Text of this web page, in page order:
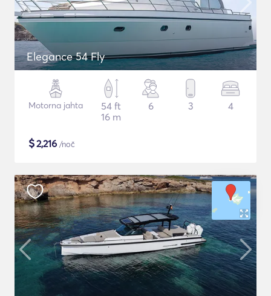
Elegance 54 Fly
Motorna jahta
54 ft
16 m
6 3 4
$2,216 /noč